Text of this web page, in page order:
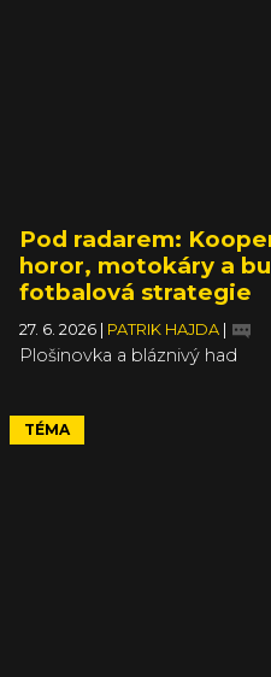
Pod radarem:
horor, motokáry a
fotbalová strategie
27. 6. 2026 PATRIK HAJDA
Plošinovka a bláznivý had
TÉMA